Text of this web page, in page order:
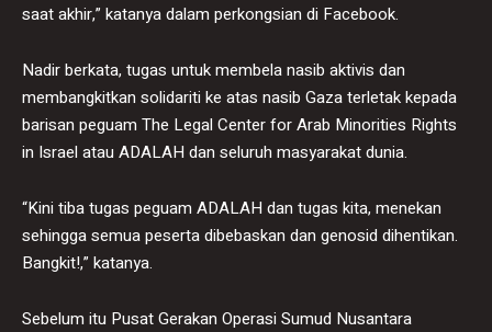
saat akhir,” katanya dalam perkongsian di Facebook.
Nadir berkata, tugas untuk membela nasib aktivis dan
membangkitkan solidariti ke atas nasib Gaza terletak kepada
barisan peguam The Legal Center for Arab Minorities Rights
in Israel atau ADALAH dan seluruh masyarakat dunia.
“Kini tiba tugas peguam ADALAH dan tugas kita, menekan
sehingga semua peserta dibebaskan dan genosid dihentikan.
Bangkit!,” katanya.
Sebelum itu Pusat Gerakan Operasi Sumud Nusantara